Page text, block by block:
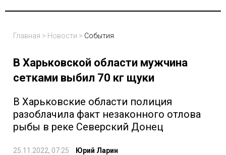
Главная > Новости > События
В Харьковской области мужчина
сетками выбил 70 кг щуки
В Харьковские области полиция
разоблачила факт незаконного отлова
рыбы в реке Северский Донец
25.11.2022, 07:25 Юрий Ларин